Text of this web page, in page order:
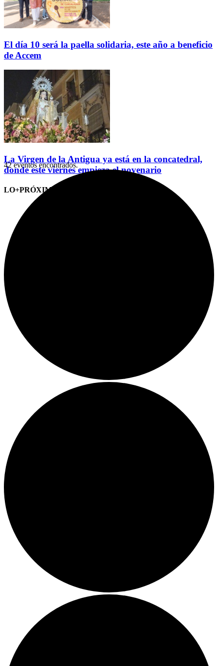
El día 10 será la paella solidaria, este año a beneficio
de Accem
La Virgen de la Antigua ya está en la concatedral,
donde este viernes empieza el novenario
LO+PRÓXIMO (CITAS)
42 eventos encontrados.